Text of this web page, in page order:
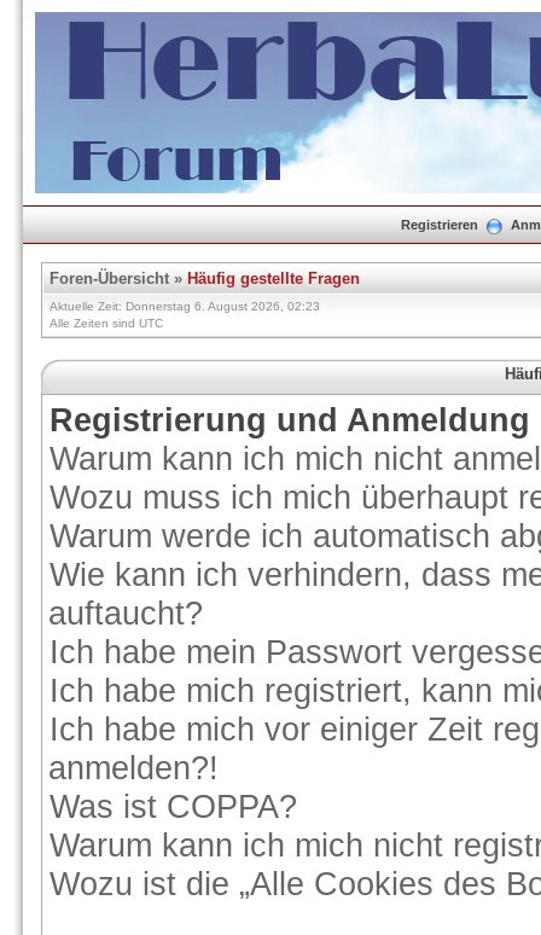
Registrieren
Foren-Übersicht» Häufig gestellte Fragen
Aktuelle Zeit: Donnerstag 6. August 2026, 02:23
Alle Zeiten sind UTC
Registrierung und Anmeldung
Warum kann ich mich nicht
Wozu muss ich mich überhaupt
Warum werde ich automatisch
Wie kann ich verhindern, dass
auftaucht?
Ich habe mein Passwort
Ich habe mich registriert, kann
Ich habe mich vor einiger Zeit
anmelden?!
Was ist COPPA?
Warum kann ich mich nicht
Wozu ist die „Alle Cookies des